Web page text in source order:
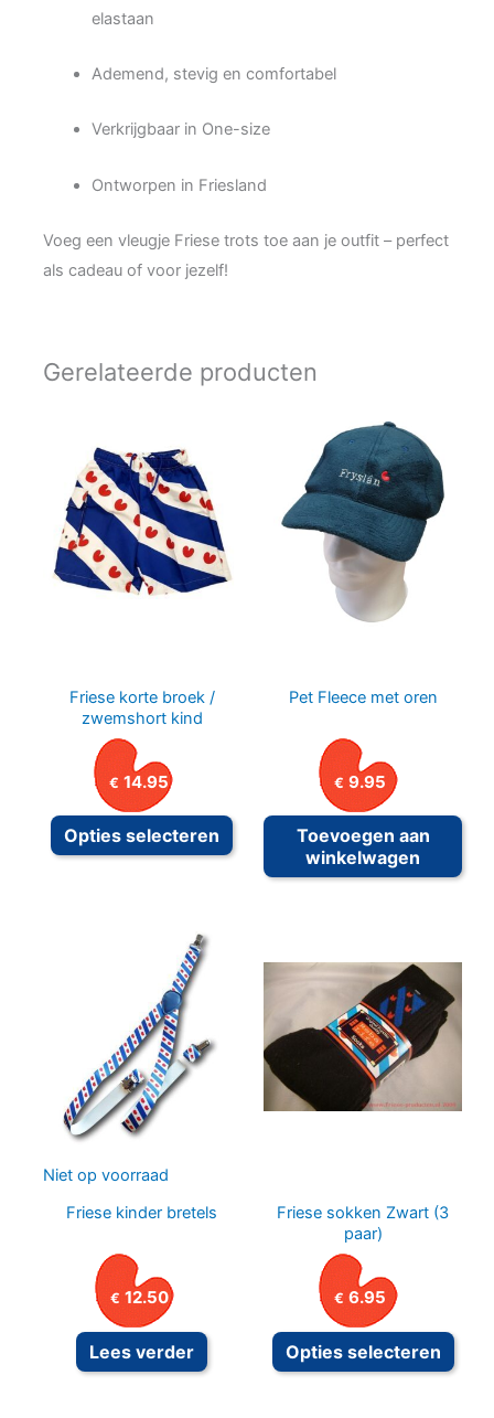
elastaan
Ademend, stevig en comfortabel
Verkrijgbaar in One-size
Ontworpen in Friesland
Voeg een vleugje Friese trots toe aan je outfit – perfect
als cadeau of voor jezelf!
Gerelateerde producten
Friese korte broek /
zwemshort kind
€ 14.95
Opties selecteren
Dit
product
heeft
gekozen
worden
Pet Fleece met oren
€ 9.95
Toevoegen aan
winkelwagen
Niet op voorraad
Friese kinder bretels
€ 12.50
Lees verder
Friese sokken Zwart (3
paar)
€ 6.95
Opties selecteren
Dit